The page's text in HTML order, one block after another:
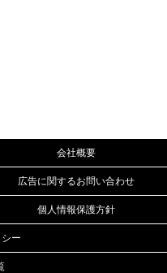
会社概要
広告に関するお問い合わせ
個人情報保護方針
ー